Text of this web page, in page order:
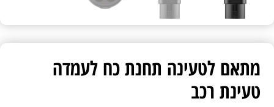
מתאם לטעינה תחנת כח לעמדה
טעינת רכב